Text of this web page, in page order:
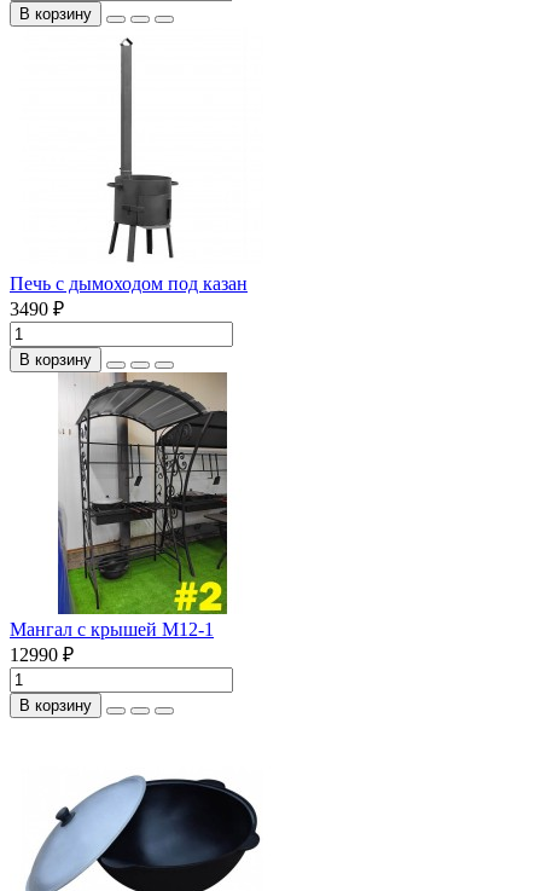
В корзину
Печь с дымоходом под казан
3490 ₽
В корзину
Мангал с крышей М12-1
12990 ₽
В корзину